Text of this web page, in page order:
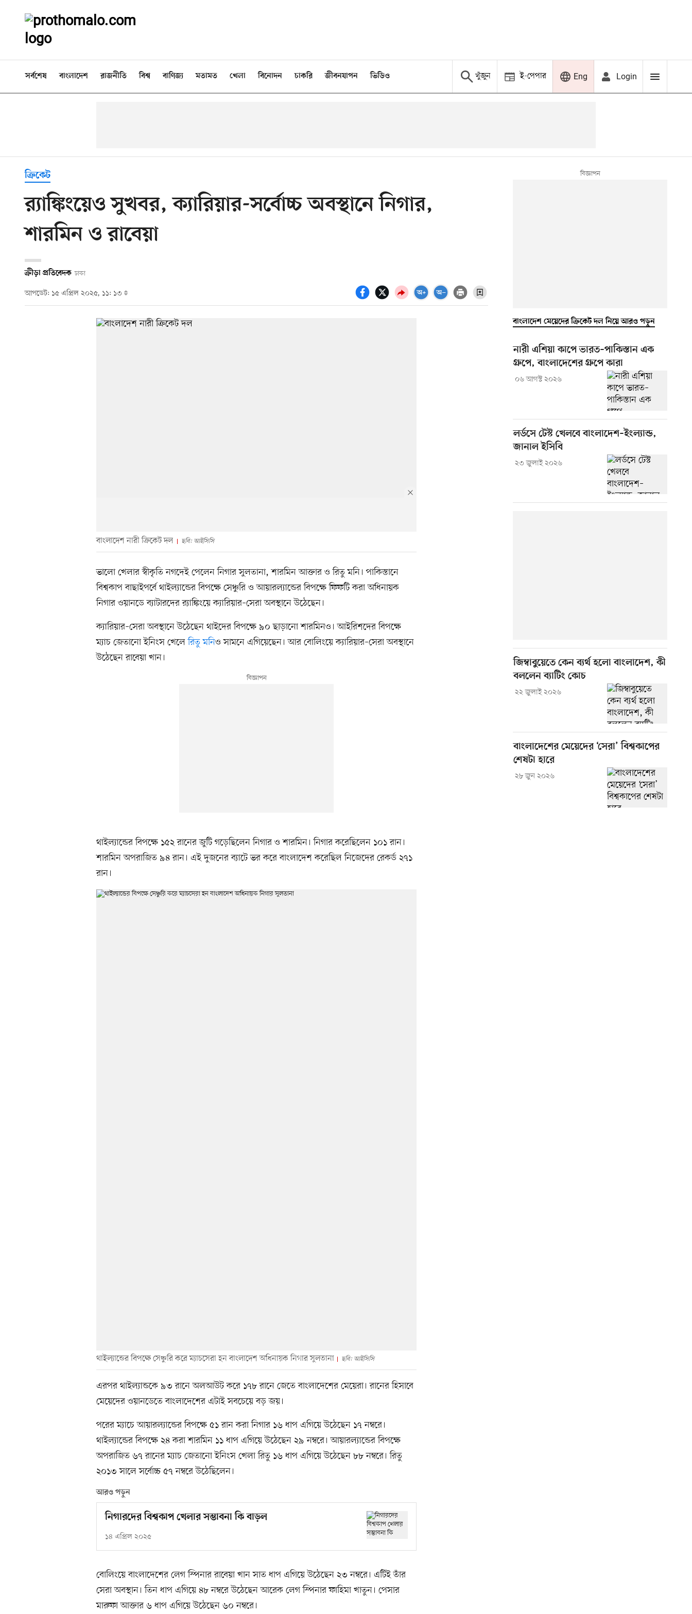
সর্বশেষ বাংলাদেশ রাজনীতি বিশ্ব বাণিজ্য মতামত খেলা বিনোদন চাকরি জীবনযাপন ভিডিও খুঁজুন ই-পেপার Eng Login
ক্রিকেট
র‍্যাঙ্কিংয়েও সুখবর, ক্যারিয়ার-সর্বোচ্চ অবস্থানে নিগার,
শারমিন ও রাবেয়া
ক্রীড়া প্রতিবেদক ঢাকা
আপডেট: ১৫ এপ্রিল ২০২৫, ১১: ১৩
বাংলাদেশ নারী ক্রিকেট দল ছবি: আইসিসি
ভালো খেলার স্বীকৃতি নগদেই পেলেন নিগার সুলতানা, শারমিন আক্তার ও রিতু মনি। পাকিস্তানে
বিশ্বকাপ বাছাইপর্বে থাইল্যান্ডের বিপক্ষে সেঞ্চুরি ও আয়ারল্যান্ডের বিপক্ষে ফিফটি করা অধিনায়ক
নিগার ওয়ানডে ব্যাটারদের র‍্যাঙ্কিংয়ে ক্যারিয়ার–সেরা অবস্থানে উঠেছেন।
ক্যারিয়ার–সেরা অবস্থানে উঠেছেন থাইদের বিপক্ষে ৯০ ছাড়ানো শারমিনও। আইরিশদের বিপক্ষে
ম্যাচ জেতানো ইনিংস খেলেরিতু মনিও সামনে এগিয়েছেন। আর বোলিংয়ে ক্যারিয়ার–সেরা অবস্থানে
উঠেছেন রাবেয়া খান।
থাইল্যান্ডের বিপক্ষে ১৫২ রানের জুটি গড়েছিলেন নিগার ও শারমিন। নিগার করেছিলেন ১০১ রান।
শারমিন অপরাজিত ৯৪ রান। এই দুজনের ব্যাটে ভর করে বাংলাদেশ করেছিল নিজেদের রেকর্ড ২৭১
রান।
থাইল্যান্ডের বিপক্ষে সেঞ্চুরি করে ম্যাচসেরা হন বাংলাদেশ অধিনায়ক নিগার সুলতানা ছবি: আইসিসি
এরপর থাইল্যান্ডকে ৯৩ রানে অলআউট করে ১৭৮ রানে জেতে বাংলাদেশের মেয়েরা। রানের হিসাবে
মেয়েদের ওয়ানডেতে বাংলাদেশের এটাই সবচেয়ে বড় জয়।
পরের ম্যাচে আয়ারল্যান্ডের বিপক্ষে ৫১ রান করা নিগার ১৬ ধাপ এগিয়ে উঠেছেন ১৭ নম্বরে।
থাইল্যান্ডের বিপক্ষে ২৪ করা শারমিন ১১ ধাপ এগিয়ে উঠেছেন ২৯ নম্বরে। আয়ারল্যান্ডের বিপক্ষে
অপরাজিত ৬৭ রানের ম্যাচ জেতানো ইনিংস খেলা রিতু ১৬ ধাপ এগিয়ে উঠেছেন ৮৮ নম্বরে। রিতু
২০১৩ সালে সর্বোচ্চ ৫৭ নম্বরে উঠেছিলেন।
আরও পড়ুন
নিগারদের বিশ্বকাপ খেলার সম্ভাবনা কি বাড়ল
১৪ এপ্রিল ২০২৫
বোলিংয়ে বাংলাদেশের লেগ স্পিনার রাবেয়া খান সাত ধাপ এগিয়ে উঠেছেন ২৩ নম্বরে। এটিই তাঁর
সেরা অবস্থান। তিন ধাপ এগিয়ে ৪৮ নম্বরে উঠেছেন আরেক লেগ স্পিনার ফাহিমা খাতুন। পেসার
মারুফা আক্তার ৬ ধাপ এগিয়ে উঠেছেন ৬০ নম্বরে।
বাংলাদেশ মেয়েদের ক্রিকেট দল নিয়ে আরও পড়ুন
নারী এশিয়া কাপে ভারত–পাকিস্তান এক
গ্রুপে, বাংলাদেশের গ্রুপে কারা
০৬ আগস্ট ২০২৬
লর্ডসে টেস্ট খেলবে বাংলাদেশ–ইংল্যান্ড,
জানাল ইসিবি
২৩ জুলাই ২০২৬
জিম্বাবুয়েতে কেন ব্যর্থ হলো বাংলাদেশ, কী
বললেন ব্যাটিং কোচ
২২ জুলাই ২০২৬
বাংলাদেশের মেয়েদের ‘সেরা’ বিশ্বকাপের
শেষটা হারে
২৮ জুন ২০২৬